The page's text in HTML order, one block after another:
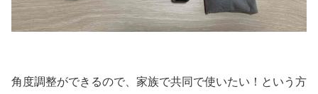
角度調整ができるので、家族で共同で使いたい！という方